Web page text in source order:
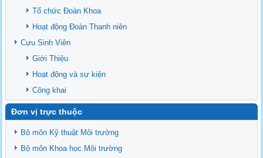
Ban chấp hành Đảng bộ khoa
Tổ chức Đoàn Khoa
Hoạt động Đoàn Thanh niên
Cựu Sinh Viên
Giới Thiệu
Hoạt động và sự kiện
Công khai
Đơn vị trực thuộc
Bô môn Kỹ thuật Môi trường
Bộ môn Khoa học Môi trường